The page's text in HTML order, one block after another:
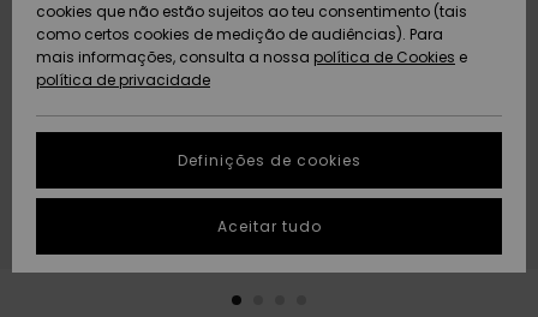
Artigos
recém-
chegados
Coleções
Artigos
recém-
chegados
Highlights
Community
AJUDA
Protecção de
dados
Guia de
tamanhos
conversa para
obteres a
resposta mais
rápida à tua
SUSTAINABILITY
PRESENTE
cookies que não estão sujeitos ao teu consentimento (tais
como certos cookies de medição de audiências). Para
mais informações, consulta a nossa política de Cookies e
política de privacidade
Definições de cookies
Aceitar tudo